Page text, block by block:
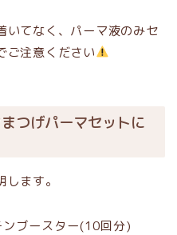
いてなく、パーマ液のみセ
ご注意ください
つげパーマセットに
ます。
ブースター(10回分)